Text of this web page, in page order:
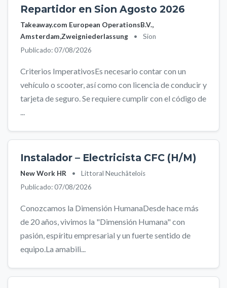
Repartidor en Sion Agosto 2026
Takeaway.com European OperationsB.V.,
Amsterdam,Zweigniederlassung
•
Sion
Publicado: 07/08/2026
Criterios ImperativosEs necesario contar con un
vehículo o scooter, así como con licencia de conducir y
tarjeta de seguro. Se requiere cumplir con el código de
...
Instalador – Electricista CFC (H/M)
New Work HR •
Littoral Neuchâtelois
Publicado: 07/08/2026
Conozcamos la Dimensión HumanaDesde hace más
de 20 años, vivimos la "Dimensión Humana" con
pasión, espíritu empresarial y un fuerte sentido de
equipo.La amabili...